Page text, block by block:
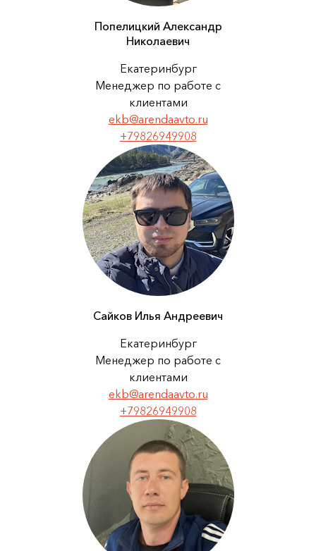
Попелицкий Александр
Николаевич
Екатеринбург
Менеджер по работе с
клиентами
ekb@arendaavto.ru
+79826949908
Сайков Илья Андреевич
Екатеринбург
Менеджер по работе с
клиентами
ekb@arendaavto.ru
+79826949908